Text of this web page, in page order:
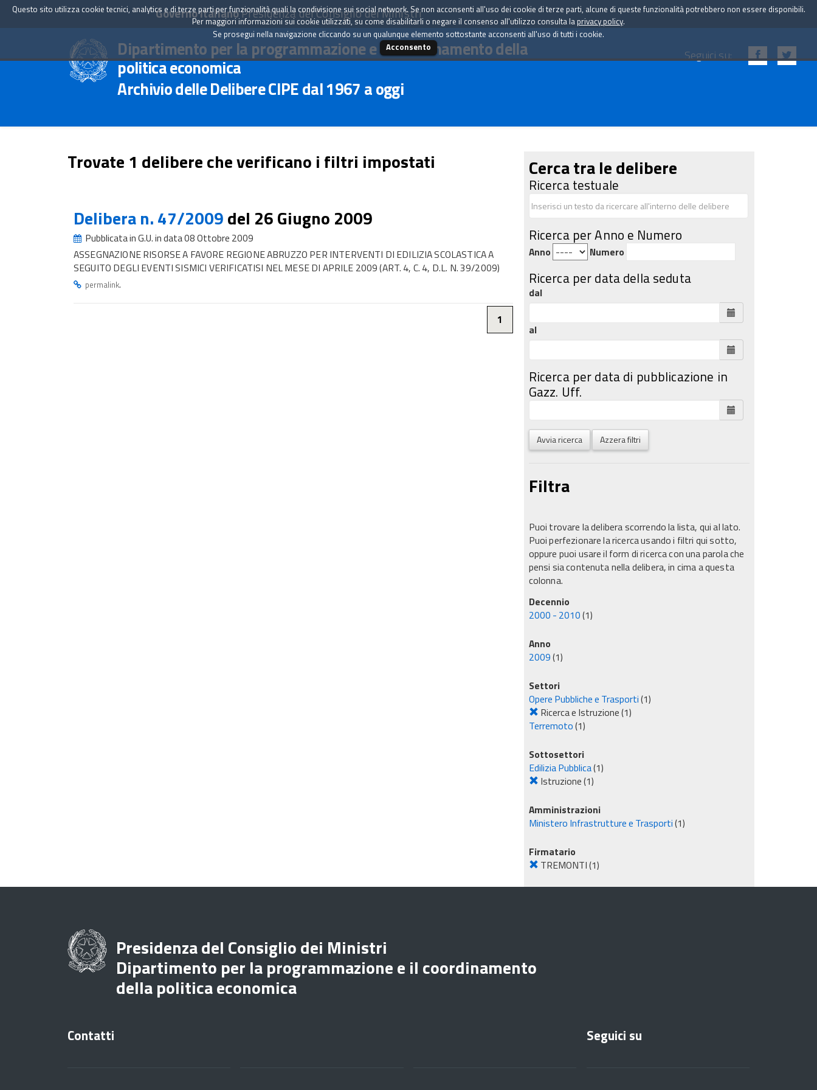
Governo ItalianoPresidenza del Consiglio dei Ministri
Dipartimento per la programmazione e il coordinamento della
politica economica
Archivio delle Delibere CIPE dal 1967 a oggi
Seguici su:
Trovate 1 delibere che verificano i filtri impostati
Delibera n. 47/2009del 26 Giugno 2009
Pubblicata in G.U. in data 08 Ottobre 2009
ASSEGNAZIONE RISORSE A FAVORE REGIONE ABRUZZO PER INTERVENTI DI EDILIZIA SCOLASTICA A
SEGUITO DEGLI EVENTI SISMICI VERIFICATISI NEL MESE DI APRILE 2009 (ART. 4, C. 4, D.L. N. 39/2009)
permalink.
1
Cerca tra le delibere
Ricerca testuale
Ricerca per Anno e Numero
Anno Numero
Ricerca per data della seduta
dal
al
Ricerca per data di pubblicazione in
Gazz. Uff.
Avvia ricerca Azzera filtri
Filtra
Puoi trovare la delibera scorrendo la lista, qui al lato.
Puoi perfezionare la ricerca usando i filtri qui sotto,
oppure puoi usare il form di ricerca con una parola che
pensi sia contenuta nella delibera, in cima a questa
colonna.
Decennio
2000 - 2010(1)
Anno
2009(1)
Settori
Opere Pubbliche e Trasporti(1)
Ricerca e Istruzione(1)
Terremoto(1)
Sottosettori
Edilizia Pubblica(1)
Istruzione(1)
Amministrazioni
Ministero Infrastrutture e Trasporti(1)
Firmatario
TREMONTI(1)
Questo sito utilizza cookie tecnici, analytics e di terze parti per funzionalità quali la condivisione sui social network. Se non acconsenti all'uso dei cookie di terze parti, alcune di queste funzionalità potrebbero non essere disponibili.
Per maggiori informazioni sui cookie utilizzati, su come disabilitarli o negare il consenso all'utilizzo consulta la privacy policy.
Se prosegui nella navigazione cliccando su un qualunque elemento sottostante acconsenti all'uso di tutti i cookie.
Acconsento
Presidenza del Consiglio dei Ministri
Dipartimento per la programmazione e il coordinamento
della politica economica
Contatti Seguici su